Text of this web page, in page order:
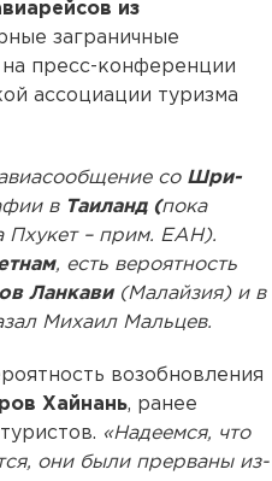
из
заграничные
пресс-конференции
ассоциации туризма
со Шри-
в Таиланд (пока
Пхукет – прим. ЕАН).
, есть вероятность
Ланкави(Малайзия) и в
Михаил Мальцев.
возобновления
Хайнань, ранее
«Надеемся, что
они были прерваны из-